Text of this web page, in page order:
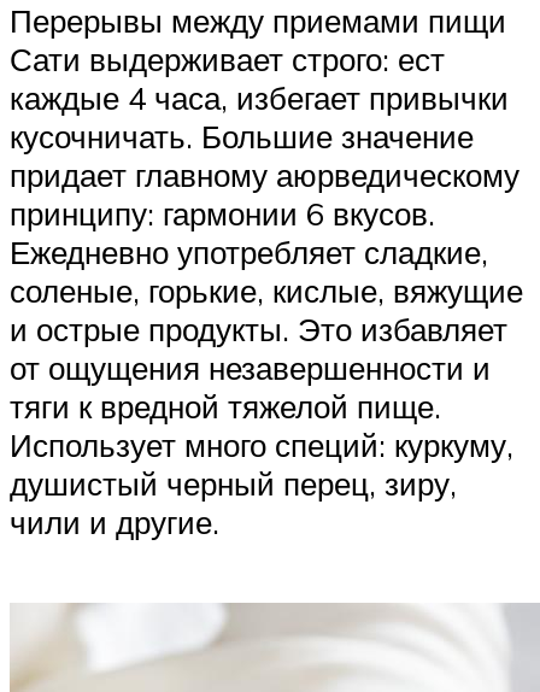
Перерывы между приемами пищи
Сати выдерживает строго: ест
каждые 4 часа, избегает привычки
кусочничать. Большие значение
придает главному аюрведическому
принципу: гармонии 6 вкусов.
Ежедневно употребляет сладкие,
соленые, горькие, кислые, вяжущие
и острые продукты. Это избавляет
от ощущения незавершенности и
тяги к вредной тяжелой пище.
Использует много специй: куркуму,
душистый черный перец, зиру,
чили и другие.